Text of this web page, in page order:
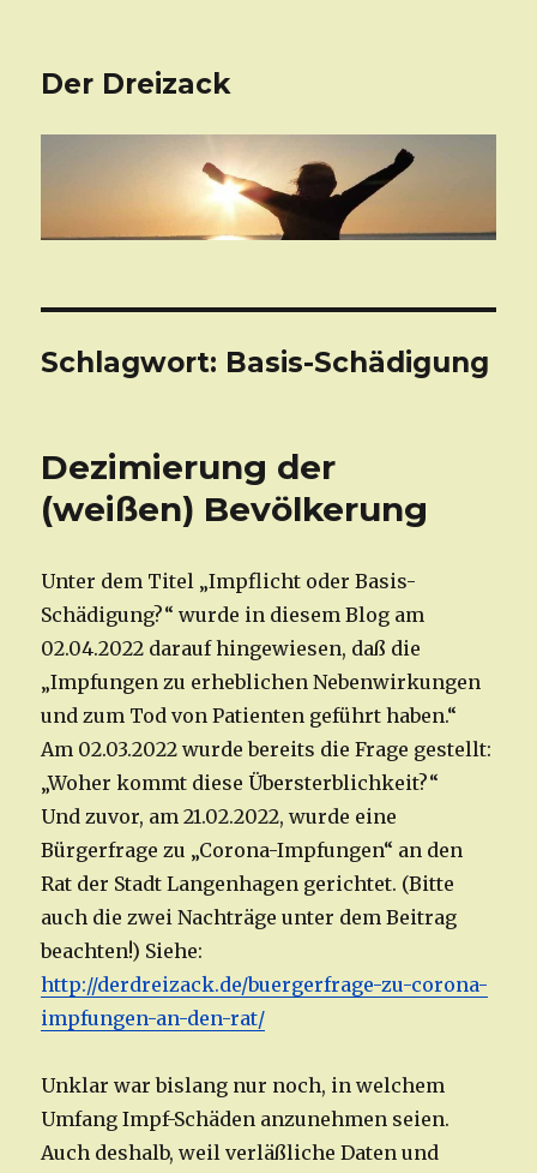
Der Dreizack
Schlagwort: Basis-Schädigung
Dezimierung der
(weißen) Bevölkerung
Unter dem Titel „Impflicht oder Basis-
Schädigung?“ wurde in diesem Blog am
02.04.2022 darauf hingewiesen, daß die
„Impfungen zu erheblichen Nebenwirkungen
und zum Tod von Patienten geführt haben.“
Am 02.03.2022 wurde bereits die Frage gestellt:
„Woher kommt diese Übersterblichkeit?“
Und zuvor, am 21.02.2022, wurde eine
Bürgerfrage zu „Corona-Impfungen“ an den
Rat der Stadt Langenhagen gerichtet. (Bitte
auch die zwei Nachträge unter dem Beitrag
beachten!) Siehe:
http://derdreizack.de/buergerfrage-zu-corona-
impfungen-an-den-rat/
Unklar war bislang nur noch, in welchem
Umfang Impf-Schäden anzunehmen seien.
Auch deshalb, weil verläßliche Daten und